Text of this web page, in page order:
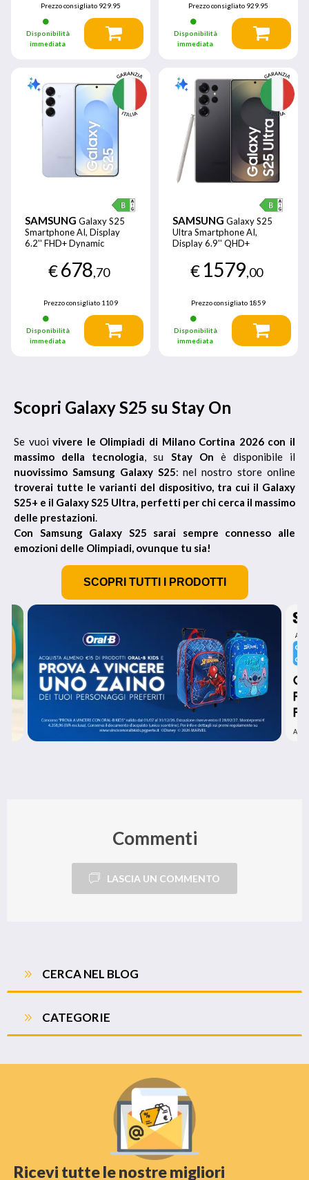
Prezzo consigliato 929.95
Disponibilità
immediata
Prezzo consigliato 929.95
Disponibilità
immediata
SAMSUNG Galaxy S25
Smartphone AI, Display
6.2'' FHD+ Dynamic
50MP, RAM 12GB, 512GB,
4.000 mAh, Icyblue
€678,70
Prezzo consigliato 1109
Disponibilità
immediata
SAMSUNG Galaxy S25
Ultra Smartphone AI,
Display 6.9'' QHD+
Fotocamera 200MP, RAM
12GB, 1TB, 5.000 mAh,
€ 1579,00
Prezzo consigliato 1859
Disponibilità
immediata
Scopri Galaxy S25 su Stay On
Se vuoivivere le Olimpiadi di Milano Cortina 2026 con il
massimo della tecnologia, su Stay On è disponibile il
nuovissimo Samsung Galaxy S25: nel nostro store online
troverai tutte le varianti del dispositivo, tra cui il Galaxy
S25+ e il Galaxy S25 Ultra, perfetti per chi cerca il massimo
delle prestazioni.
Con Samsung Galaxy S25 sarai sempre connesso alle
emozioni delle Olimpiadi, ovunque tu sia!
SCOPRI TUTTI I PRODOTTI
Commenti
LASCIA UN COMMENTO
CERCA NEL BLOG
CATEGORIE
Ricevi tutte le nostre migliori